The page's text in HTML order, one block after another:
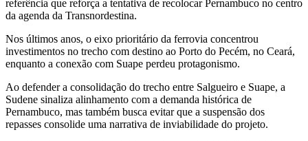
referência que reforça a tentativa de recolocar Pernambuco no centro
da agenda da Transnordestina.
Nos últimos anos, o eixo prioritário da ferrovia concentrou
investimentos no trecho com destino ao Porto do Pecém, no Ceará,
enquanto a conexão com Suape perdeu protagonismo.
Ao defender a consolidação do trecho entre Salgueiro e Suape, a
Sudene sinaliza alinhamento com a demanda histórica de
Pernambuco, mas também busca evitar que a suspensão dos
repasses consolide uma narrativa de inviabilidade do projeto.